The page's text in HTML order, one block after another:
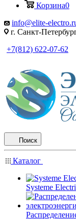
Корзина0
info@elite-
г. Санкт-
+7(812) 622-07-62
Поиск
Каталог
Systeme